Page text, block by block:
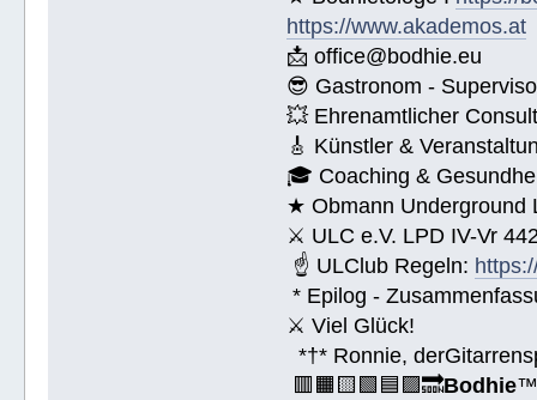
https://www.akademos.at
📩 office@bodhie.eu
😎 Gastronom -
💥 Ehrenamtlicher
🎸 Künstler &
🎓 Coaching &
★ Obmann Underground
⚔ ULC e.V. LPD IV-Vr
☝ ULClub Regeln:
* Epilog -
⚔ Viel Glück!
*†* Ronnie,
🟥🟧🟨🟩🟦🟪🔜Bodhie